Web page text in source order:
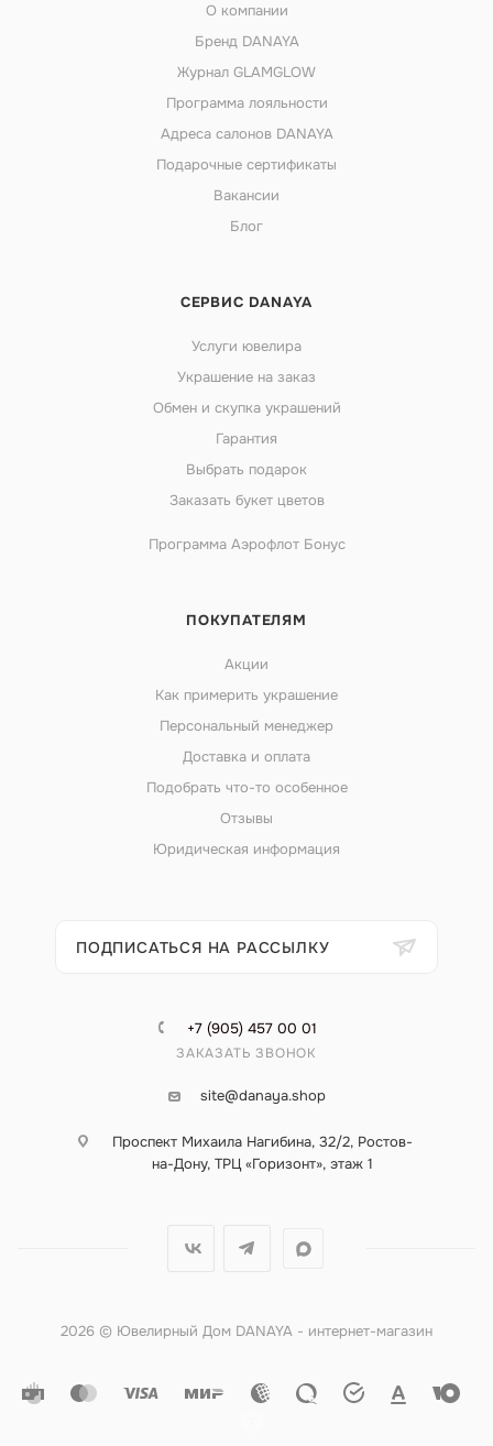
О компании
Бренд DANAYA
Журнал GLAMGLOW
Программа лояльности
Адреса салонов DANAYA
Подарочные сертификаты
Вакансии
Блог
СЕРВИС DANAYA
Услуги ювелира
Украшение на заказ
Обмен и скупка украшений
Гарантия
Выбрать подарок
Заказать букет цветов
Программа Аэрофлот Бонус
ПОКУПАТЕЛЯМ
Акции
Как примерить украшение
Персональный менеджер
Доставка и оплата
Подобрать что-то особенное
Отзывы
Юридическая информация
ПОДПИСАТЬСЯ НА РАССЫЛКУ
+7 (905) 457 00 01
ЗАКАЗАТЬ ЗВОНОК
site@danaya.shop
Проспект Михаила Нагибина, 32/2, Ростов-
на-Дону, ТРЦ «Горизонт», этаж 1
2026 © Ювелирный Дом DANAYA - интернет-магазин